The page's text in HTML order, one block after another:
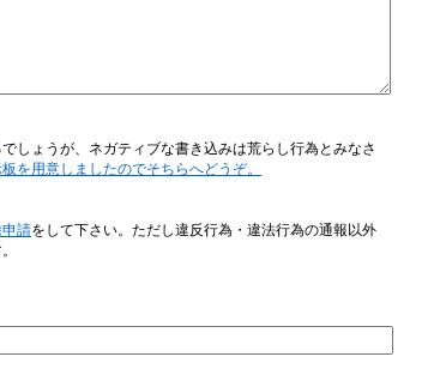
しょうが、ネガティブな書き込みは荒らし行為とみなさ
を用意しましたのでそちらへどうぞ。
請をして下さい。ただし違反行為・違法行為の通報以外